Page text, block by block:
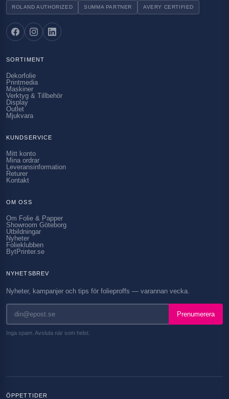
ROLAND AUTHORIZED SUMMA PARTNER AVERY CERTIFIED
SORTIMENT
Dekorfolie
Printmedia
Maskiner
Verktyg & Tillbehör
Display
Outlet
Mjukvara
KUNDSERVICE
Mitt konto
Mina ordrar
Leveransinformation
Returer
Kontakt
OM OSS
Om Folie & Papper
Showroom Göteborg
Utbildningar
Nyheter
Folieklubben
BytPrinter.se
NYHETSBREV
Nyheter, kampanjer och tips för folieproffs — varannan vecka.
Prenumerera
Inga spam. Avsluta när som helst.
ÖPPETTIDER